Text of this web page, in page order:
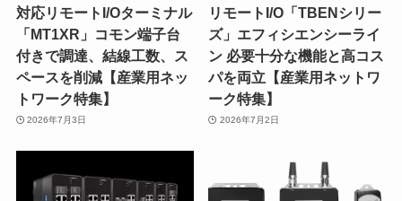
対応リモートI/Oターミナル
「MT1XR」コモン端子台
付きで調達、結線工数、ス
ペースを削減【産業用ネッ
トワーク特集】
2026年7月3日
リモートI/O「TBENシリー
ズ」エフィシエンシーライ
ン 必要十分な機能と高コス
パを両立【産業用ネットワ
ーク特集】
2026年7月2日